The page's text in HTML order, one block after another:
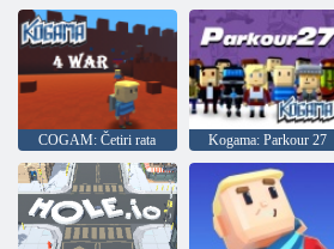
COGAM: Četiri rata Kogama: Parkour 27